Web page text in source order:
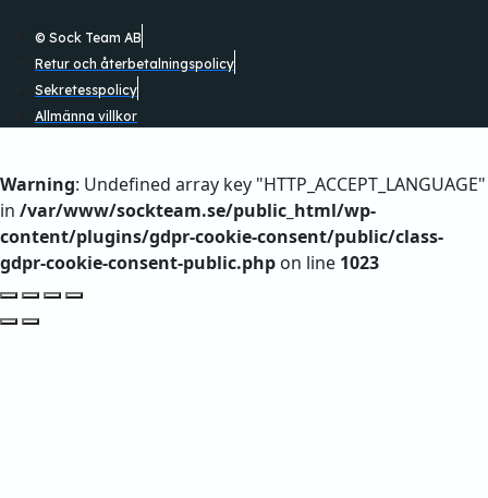
© Sock Team AB
Retur och återbetalningspolicy
Sekretesspolicy
Allmänna villkor
Warning: Undefined array key "HTTP_ACCEPT_LANGUAGE"
in /var/www/sockteam.se/public_html/wp-
content/plugins/gdpr-cookie-consent/public/class-
gdpr-cookie-consent-public.php on line 1023